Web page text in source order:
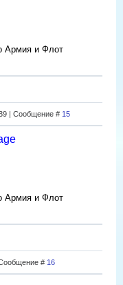
Армия и Флот
| Сообщение # 15
Армия и Флот
# 16